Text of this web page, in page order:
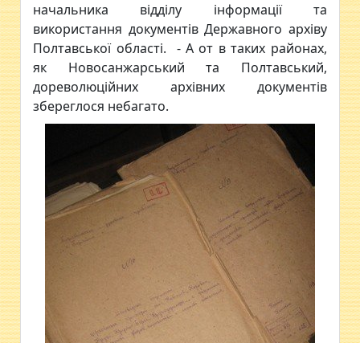
начальника відділу інформації та
використання документів Державного архіву
Полтавської області. - А от в таких районах,
як Новосанжарський та Полтавський,
дореволюційних архівних документів
збереглося небагато.